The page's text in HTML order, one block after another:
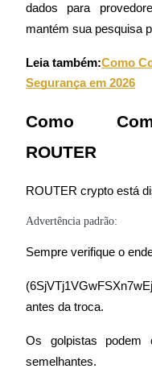
dados para
mantém sua pesquisa
Leia também:Como
Segurança em 2026
Como
ROUTER
ROUTER crypto está
Advertência padrão:
Sempre verifique o
antes da troca.
Os golpistas podem
semelhantes.